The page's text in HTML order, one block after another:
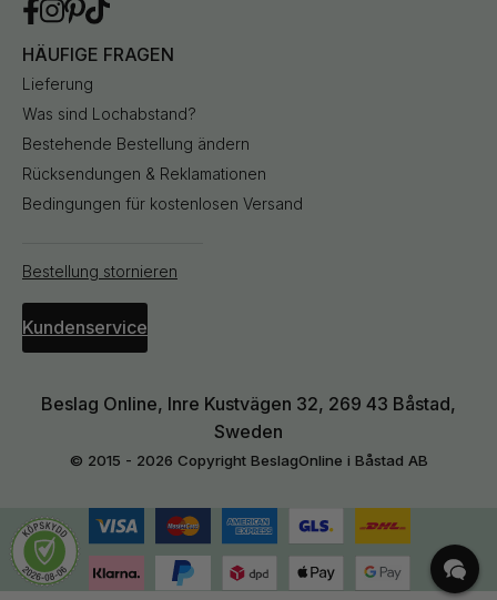
HÄUFIGE FRAGEN
Lieferung
Was sind Lochabstand?
Bestehende Bestellung ändern
Rücksendungen & Reklamationen
Bedingungen für kostenlosen Versand
Bestellung stornieren
Kundenservice
Beslag Online, Inre Kustvägen 32, 269 43 Båstad,
Sweden
© 2015 - 2026 Copyright BeslagOnline i Båstad AB